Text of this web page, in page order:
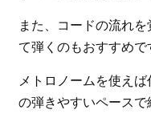
また、コードの流れ
て弾くのもおすすめで
メトロノームを使え
の弾きやすいペースで